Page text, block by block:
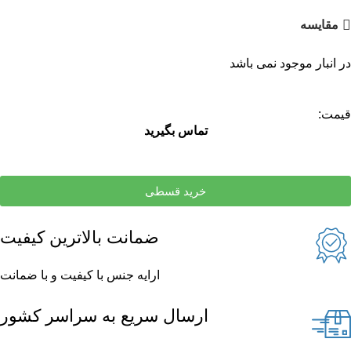
مقایسه
در انبار موجود نمی باشد
قیمت:
تماس بگیرید
خرید قسطی
ضمانت بالاترین کیفیت
ارایه جنس با کیفیت و با ضمانت
ارسال سریع به سراسر کشور